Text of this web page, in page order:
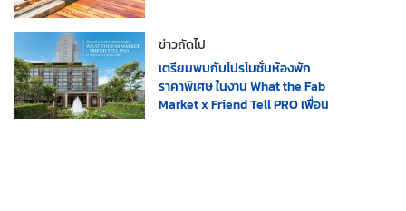
ข่าวถัดไป
เตรียมพบกับโปรโมชั่นห้องพัก
ราคาพิเศษ ในงาน What the Fab
Market x Friend Tell PRO เพื่อน